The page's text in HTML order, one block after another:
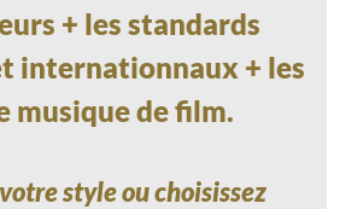
+ les standards
internationnaux + les
musique de film.
style ou choisissez